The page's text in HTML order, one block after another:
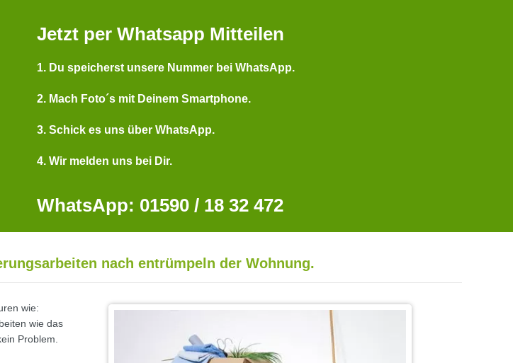
Jetzt per Whatsapp Mitteilen
1. Du speicherst unsere Nummer bei WhatsApp.
2. Mach Foto´s mit Deinem Smartphone.
3. Schick es uns über WhatsApp.
4. Wir melden uns bei Dir.
WhatsApp: 01590 / 18 32 472
nach entrümpeln der Wohnung.
wie:
wie das
Problem.